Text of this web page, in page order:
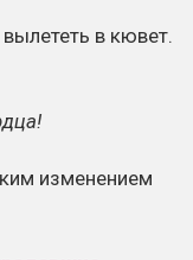
в кювет.
изменением